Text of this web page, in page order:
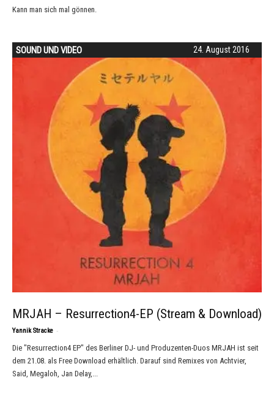
Kann man sich mal gönnen.
24. August 2016
SOUND UND VIDEO
MRJAH – Resurrection4-EP (Stream & Download)
Yannik Stracke -
Die "Resurrection4 EP" des Berliner DJ- und Produzenten-Duos MRJAH ist seit
dem 21.08. als Free Download erhältlich. Darauf sind Remixes von Achtvier,
Said, Megaloh, Jan Delay,...